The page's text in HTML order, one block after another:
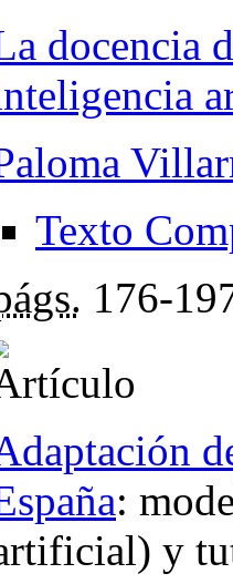
docencia
Texto
176-
:
y